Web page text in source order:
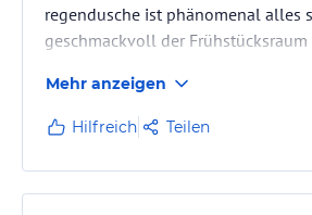
regendusche ist phänomenal alles
geschmackvoll der Frühstücksraum
Mehr anzeigen
Hilfreich Teilen